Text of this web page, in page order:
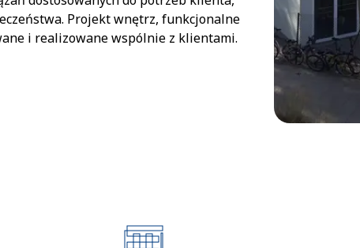
Projekt wnętrz, funkcjonalne
i realizowane wspólnie z klientami.